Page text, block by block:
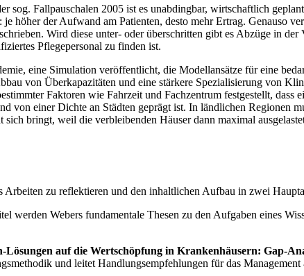
Fallpauschalen 2005 ist es unabdingbar, wirtschaftlich
höher der Aufwand am Patienten, desto mehr Ertrag. Genauso
Wird diese unter- oder überschritten gibt es Abzüge in
Pflegepersonal zu finden ist.
eine Simulation veröffentlicht, die Modellansätze für eine
von Überkapazitäten und eine stärkere Spezialisierung von
Faktoren wie Fahrzeit und Fachzentrum festgestellt,
einer Dichte an Städten geprägt ist. In ländlichen Regionen
bringt, weil die verbleibenden Häuser dann maximal
zu reflektieren und den inhaltlichen Aufbau in zwei
werden Webers fundamentale Thesen zu den Aufgaben eines
auf die Wertschöpfung in Krankenhäusern: Gap-
und leitet Handlungsempfehlungen für das Management